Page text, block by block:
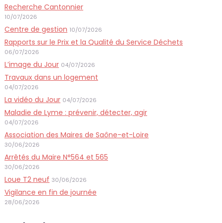
Recherche Cantonnier
10/07/2026
Centre de gestion 10/07/2026
Rapports sur le Prix et la Qualité du Service Déchets
06/07/2026
L’image du Jour 04/07/2026
Travaux dans un logement
04/07/2026
La vidéo du Jour 04/07/2026
Maladie de Lyme : prévenir, détecter, agir
04/07/2026
Association des Maires de Saône-et-Loire
30/06/2026
Arrêtés du Maire N°564 et 565
30/06/2026
Loue T2 neuf 30/06/2026
Vigilance en fin de journée
28/06/2026